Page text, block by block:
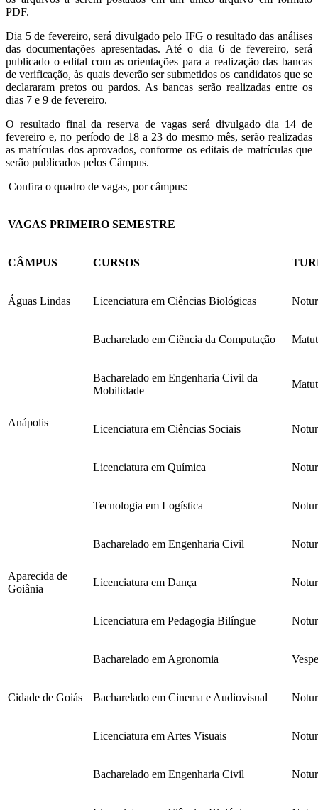
PDF.
Dia 5 de fevereiro, será divulgado pelo IFG o resultado das análises
das documentações apresentadas. Até o dia 6 de fevereiro, será
publicado o edital com as orientações para a realização das bancas
de verificação, às quais deverão ser submetidos os candidatos que se
declararam pretos ou pardos. As bancas serão realizadas entre os
dias 7 e 9 de fevereiro.
O resultado final da reserva de vagas será divulgado dia 14 de
fevereiro e, no período de 18 a 23 do mesmo mês, serão realizadas
as matrículas dos aprovados, conforme os editais de matrículas que
serão publicados pelos Câmpus.
Confira o quadro de vagas, por câmpus:
VAGAS PRIMEIRO SEMESTRE
CÂMPUS CURSOS
Águas Lindas Licenciatura em Ciências Biológicas
Anápolis
Bacharelado em Ciência da Computação
Bacharelado em Engenharia Civil da
Mobilidade
Licenciatura em Ciências Sociais
Licenciatura em Química
Tecnologia em Logística
Aparecida de
Goiânia
Bacharelado em Engenharia Civil
Licenciatura em Dança
Licenciatura em Pedagogia Bilíngue
Cidade de Goiás
Bacharelado em Agronomia
Bacharelado em Cinema e Audiovisual
Licenciatura em Artes Visuais
Bacharelado em Engenharia Civil